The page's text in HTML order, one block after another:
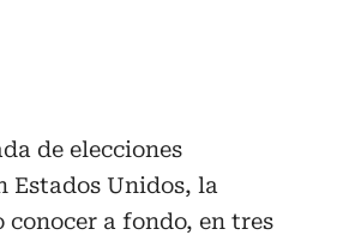
de elecciones
Estados Unidos, la
a fondo, en tres